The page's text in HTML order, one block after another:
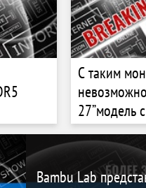
С таким
27”модель
AI-
Bambu Lab